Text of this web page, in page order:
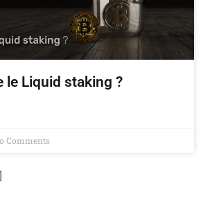
le Liquid staking ?
Comments